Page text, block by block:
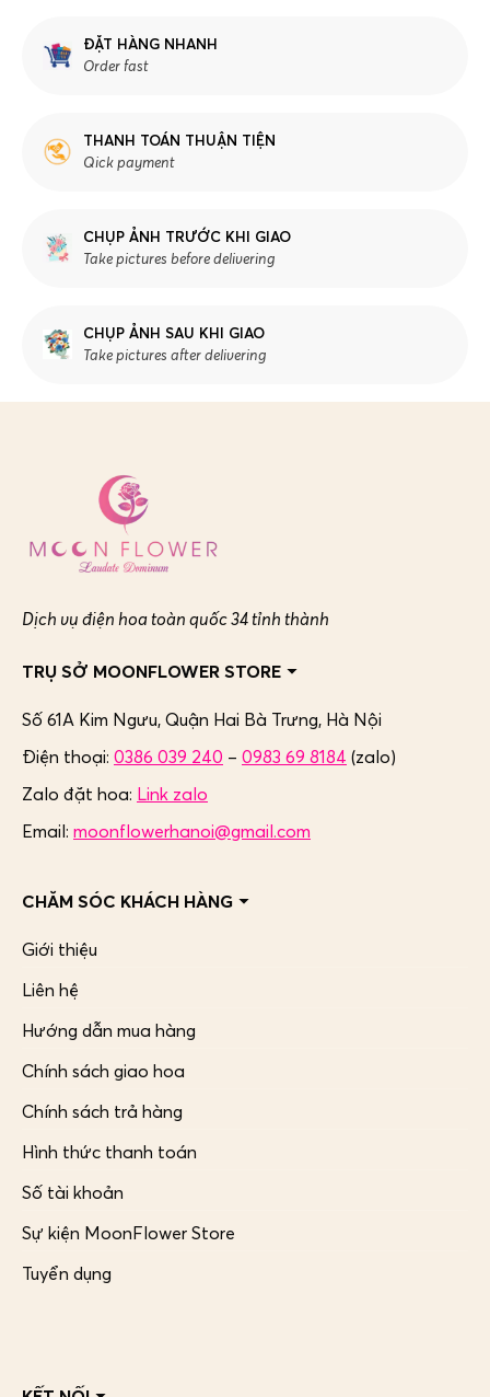
ĐẶT HÀNG NHANH
Order fast
THANH TOÁN THUẬN TIỆN
Qick payment
CHỤP ẢNH TRƯỚC KHI GIAO
Take pictures before delivering
CHỤP ẢNH SAU KHI GIAO
Take pictures after delivering
Dịch vụ điện hoa toàn quốc 34 tỉnh thành
TRỤ SỞ MOONFLOWER STORE
Số 61A Kim Ngưu, Quận Hai Bà Trưng, Hà Nội
Điện thoại: 0386 039 240 – 0983 69 8184 (zalo)
Zalo đặt hoa: Link zalo
Email: moonflowerhanoi@gmail.com
CHĂM SÓC KHÁCH HÀNG
Giới thiệu
Liên hệ
Hướng dẫn mua hàng
Chính sách giao hoa
Chính sách trả hàng
Hình thức thanh toán
Số tài khoản
Sự kiện MoonFlower Store
Tuyển dụng